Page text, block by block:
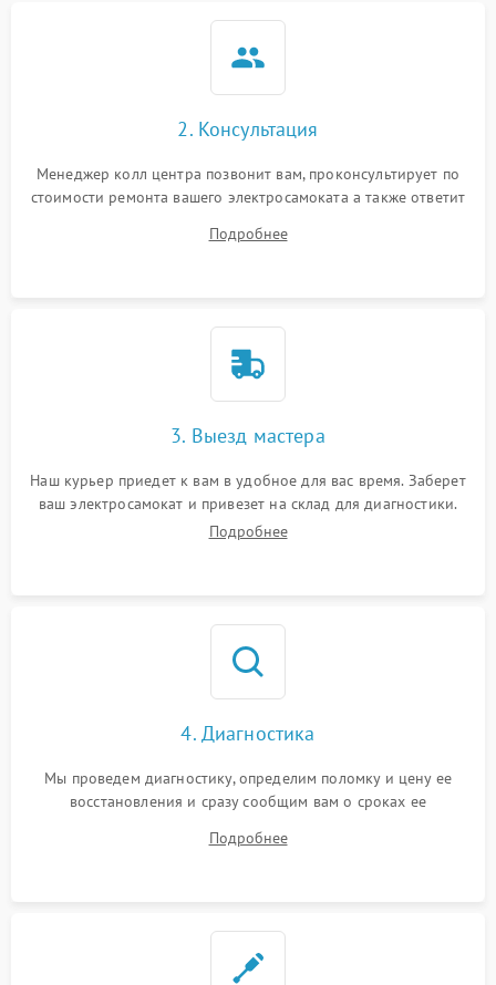
2. Консультация
Менеджер колл центра позвонит вам, проконсультирует по
стоимости ремонта вашего электросамоката а также ответит
Подробнее
3. Выезд мастера
Наш курьер приедет к вам в удобное для вас время. Заберет
ваш электросамокат и привезет на склад для диагностики.
Подробнее
4. Диагностика
Мы проведем диагностику, определим поломку и цену ее
восстановления и сразу сообщим вам о сроках ее
Подробнее